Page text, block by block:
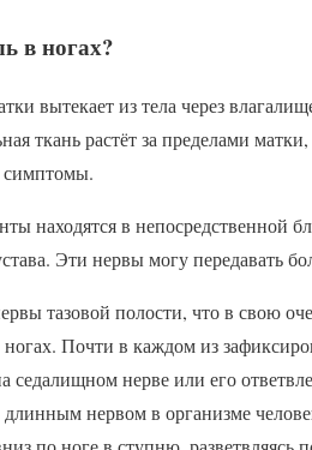
в ногах?
вытекает из тела через
ткань растёт за пределами
симптомы.
находятся в непосредственной
Эти нервы могу передавать
тазовой полости, что в свою
Почти в каждом из
седалищном нерве или его
нервом в организме